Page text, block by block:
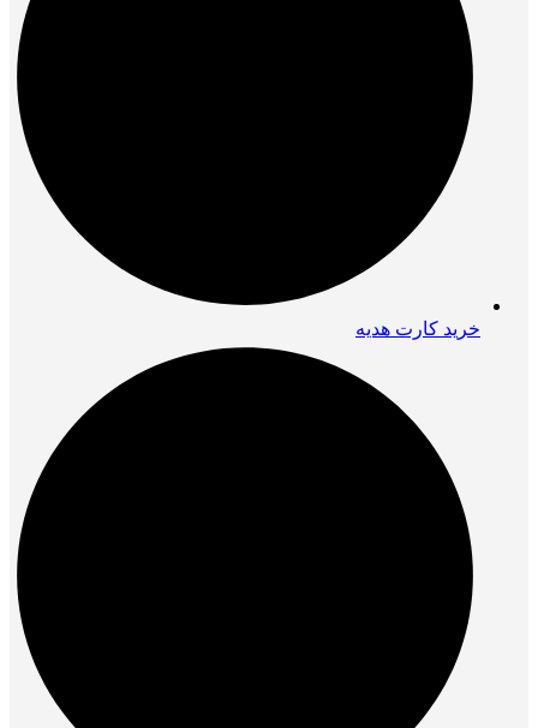
خرید کارت هدیه